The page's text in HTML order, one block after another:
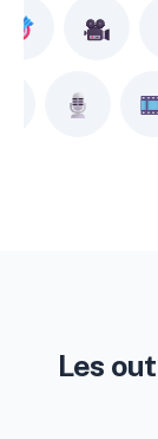
Les